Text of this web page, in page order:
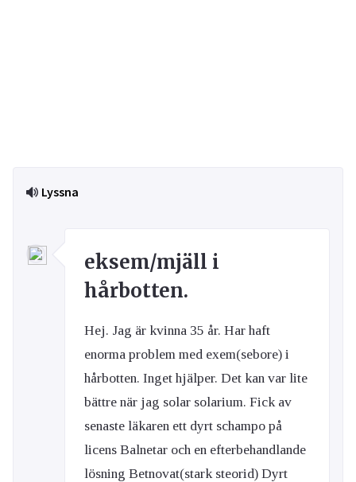
Lyssna
eksem/mjäll i
hårbotten.
Hej. Jag är kvinna 35 år. Har haft
enorma problem med exem(sebore) i
hårbotten. Inget hjälper. Det kan var lite
bättre när jag solar solarium. Fick av
senaste läkaren ett dyrt schampo på
licens Balnetar och en efterbehandlande
lösning Betnovat(stark steorid) Dyrt